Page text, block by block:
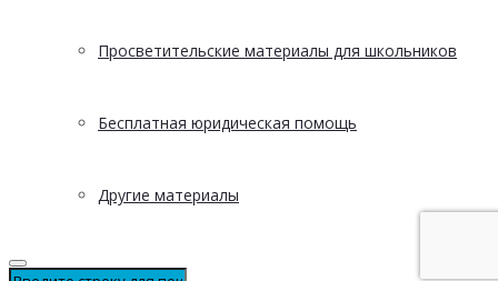
Просветительские материалы для школьников
Бесплатная юридическая помощь
Другие материалы